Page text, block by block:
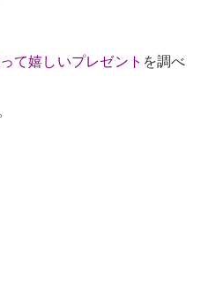
て嬉しいプレゼント を調べ